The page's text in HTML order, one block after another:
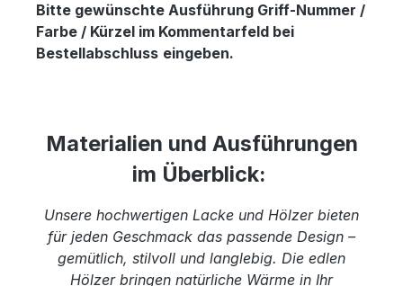
Bitte gewünschte Ausführung Griff-Nummer /
Farbe / Kürzel im Kommentarfeld bei
Bestellabschluss eingeben.
Materialien und Ausführungen
im Überblick:
Unsere hochwertigen Lacke und Hölzer bieten
für jeden Geschmack das passende Design –
gemütlich, stilvoll und langlebig. Die edlen
Hölzer bringen natürliche Wärme in Ihr